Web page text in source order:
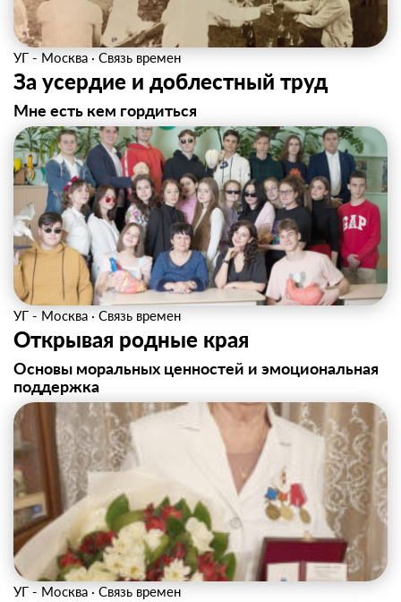
УГ - Москва · Связь времен
За усердие и доблестный труд
Мне есть кем гордиться
УГ - Москва · Связь времен
Открывая родные края
Основы моральных ценностей и эмоциональная
поддержка
УГ - Москва · Связь времен